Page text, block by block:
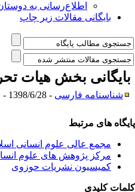
اطلاع‌رسانی به دوستان
بایگانی مقالات زیر چاپ
بخش هیات
شناسنامه فارسی- 1398/6/28 -
های مرتبط
مجمع عالی علوم انسانی
مرکز پژوهش های علوم
کمیسیون نشریات حوزوی
کلیدی